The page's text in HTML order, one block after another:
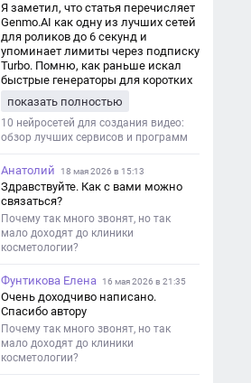
Я заметил, что статья перечисляет
Genmo.AI как одну из лучших сетей
для роликов до 6 секунд и
упоминает лимиты через подписку
Turbo. Помню, как раньше искал
быстрые генераторы для коротких
такой обзор именно с акцентом на
ограничения и подпись. Image V2
показать полностью
10 нейросетей для создания видео:
обзор лучших сервисов и программ
Анатолий 18 мая 2026 в 15:13
Здравствуйте. Как с вами можно
связаться?
Почему так много звонят, но так
мало доходят до клиники
косметологии?
Фунтикова Елена 16 мая 2026 в 21:35
Очень доходчиво написано.
Спасибо автору
Почему так много звонят, но так
мало доходят до клиники
косметологии?